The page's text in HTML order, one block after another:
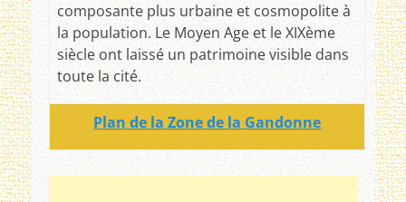
composante plus urbaine et cosmopolite à
la population. Le Moyen Age et le XIXème
siècle ont laissé un patrimoine visible dans
toute la cité.
Plan de la Zone de la Gandonne